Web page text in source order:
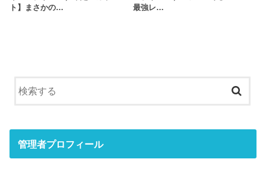
ト】まさかの…
最強レ…
管理者プロフィール